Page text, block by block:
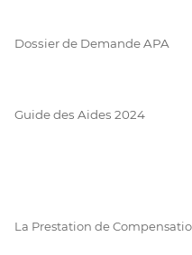
Dossier de Demande APA
Guide des Aides 2024
La Prestation de